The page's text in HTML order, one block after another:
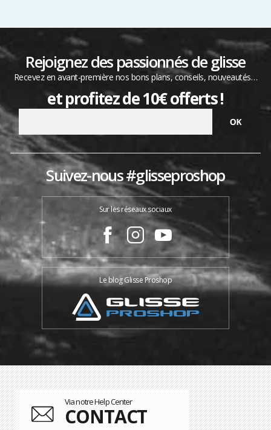
Rejoignez des passionnés de glisse
Recevez en avant-première nos bons plans, conseils, nouveautés…
et profitez de 10€ offerts !
Suivez-nous #glisseproshop
Sur les réseaux sociaux
Le blog Glisse Proshop
Via notre Help Center
CONTACT